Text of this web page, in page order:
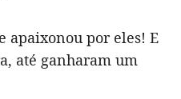
apaixonou por eles! E
até ganharam um